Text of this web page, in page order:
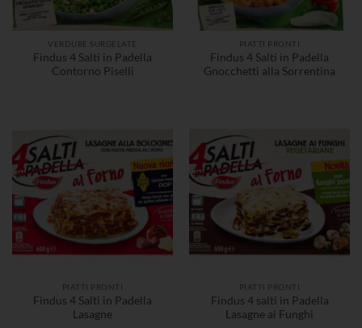
VERDURE SURGELATE
Findus 4 Salti in Padella
Contorno Piselli
PIATTI PRONTI
Findus 4 Salti in Padella
Gnocchetti alla Sorrentina
PIATTI PRONTI
Findus 4 Salti in Padella
Lasagne
PIATTI PRONTI
Findus 4 salti in Padella
Lasagne ai Funghi